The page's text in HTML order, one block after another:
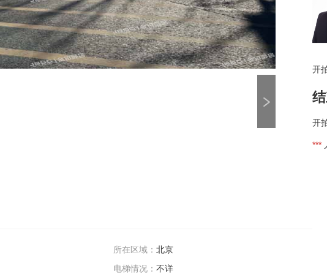
开
开
***
所在区域： 北京
电梯情况： 不详